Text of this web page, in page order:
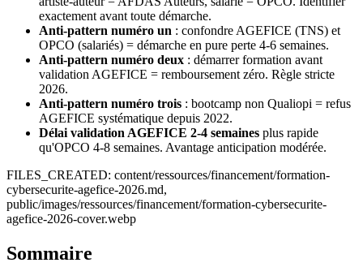
exactement avant toute démarche.
Anti-pattern numéro un : confondre AGEFICE (TNS) et
OPCO (salariés) = démarche en pure perte 4-6 semaines.
Anti-pattern numéro deux : démarrer formation avant
validation AGEFICE = remboursement zéro. Règle stricte
2026.
Anti-pattern numéro trois : bootcamp non Qualiopi = refus
AGEFICE systématique depuis 2022.
Délai validation AGEFICE 2-4 semaines plus rapide
qu'OPCO 4-8 semaines. Avantage anticipation modérée.
FILES_CREATED: content/ressources/financement/formation-
cybersecurite-agefice-2026.md,
public/images/ressources/financement/formation-cybersecurite-
agefice-2026-cover.webp
Sommaire